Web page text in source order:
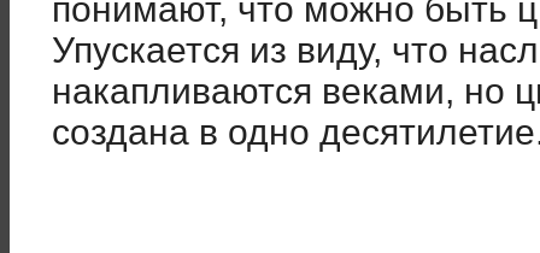
понимают, что можно быть
Упускается из виду, что
накапливаются веками, но
создана в одно